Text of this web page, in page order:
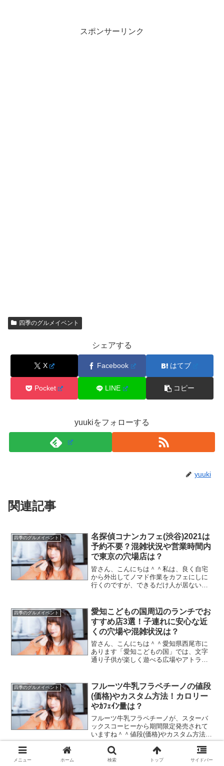
スポンサーリンク
四季のグルメイベント
シェアする
X Facebook はてブ
Pocket LINE コピー
yuukiをフォローする
yuuki
関連記事
四季のグルメイベント
名探偵コナンカフェ(渋谷)2021は
予約不要？混雑状況や営業時間内
で東京の穴場店は？
皆さん、こんにちは＾＾私は、良く自宅
から外出してノマド作業をカフェにしに
行くのですが、できるだけ人が居ない場
なんですが(笑)実は、2020年の3月下旬か
ら東京都渋谷に「...
四季のグルメイベント
愛知こどもの国周辺のランチでお
すすめ店3選！子連れに安心な近
くの穴場や混雑状況は？
皆さん、こんにちは＾＾愛知県西尾市に
あります「愛知こどもの国」では、文字
通り子供が楽しく遊べる広場やアトラク
ースポットなんですが、中でもミニSLが
置いてあるのは本物の...
四季のグルメイベント
フルーツ牛乳フラペチーノの値段
(価格)やカスタム方法！カロリー
やｶﾌｪｲﾝ量は？
フルーツ牛乳フラペチーノが、スターバ
ックスコーヒーから期間限定発売されて
いますね＾＾値段(価格)やカスタム方法・
カロリーなどを知りたい人は多いのでは
ないでしょうか(*^^*)新作が出るたびに話
題になるスタバの商品ですが、季節のフ
四季のグルメイベント 都民割の日帰り一人旅の使い方！
メニュー ホーム 検索 トップ サイドバー